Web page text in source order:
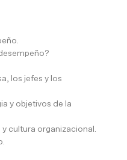
los jefes y los
y objetivos de la
cultura organizacional.